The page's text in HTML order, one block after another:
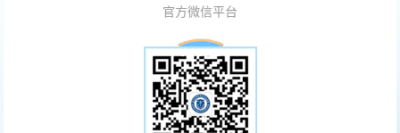
官方微信平台